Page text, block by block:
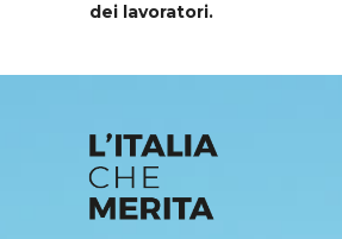
dei lavoratori.